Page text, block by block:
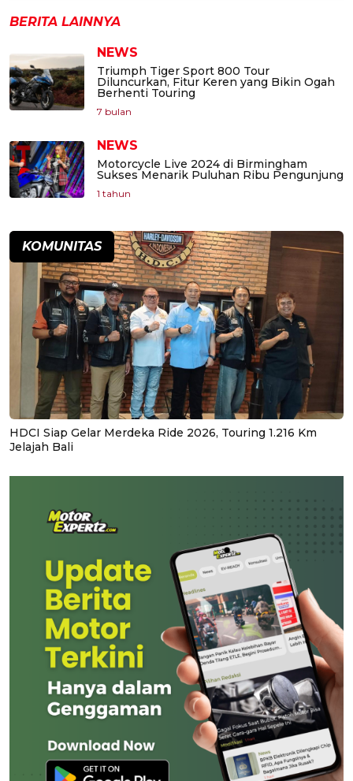
BERITA LAINNYA
NEWS
Triumph Tiger Sport 800 Tour
Diluncurkan, Fitur Keren yang Bikin Ogah
Berhenti Touring
7 bulan
NEWS
Motorcycle Live 2024 di Birmingham
Sukses Menarik Puluhan Ribu Pengunjung
1 tahun
KOMUNITAS
HDCI Siap Gelar Merdeka Ride 2026, Touring 1.216 Km
Jelajah Bali